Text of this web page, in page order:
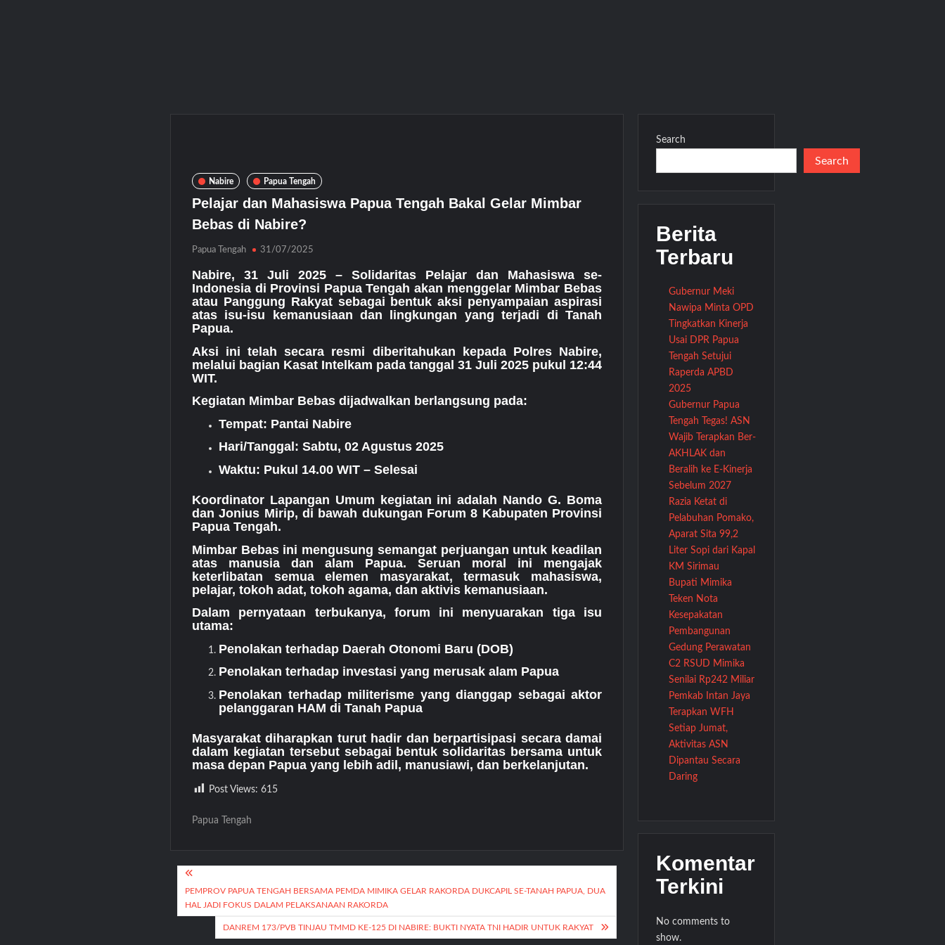
Nabire Papua Tengah
Pelajar dan Mahasiswa Papua Tengah Bakal Gelar Mimbar
Bebas di Nabire?
Papua Tengah 31/07/2025
Nabire, 31 Juli 2025 – Solidaritas Pelajar dan Mahasiswa se-
Indonesia di Provinsi Papua Tengah akan menggelar Mimbar Bebas
atau Panggung Rakyat sebagai bentuk aksi penyampaian aspirasi
atas isu-isu kemanusiaan dan lingkungan yang terjadi di Tanah
Papua.
Aksi ini telah secara resmi diberitahukan kepada Polres Nabire,
melalui bagian Kasat Intelkam pada tanggal 31 Juli 2025 pukul 12:44
WIT.
Kegiatan Mimbar Bebas dijadwalkan berlangsung pada:
Tempat: Pantai Nabire
Hari/Tanggal: Sabtu, 02 Agustus 2025
Waktu: Pukul 14.00 WIT – Selesai
Koordinator Lapangan Umum kegiatan ini adalah Nando G. Boma
dan Jonius Mirip, di bawah dukungan Forum 8 Kabupaten Provinsi
Papua Tengah.
Mimbar Bebas ini mengusung semangat perjuangan untuk keadilan
atas manusia dan alam Papua. Seruan moral ini mengajak
keterlibatan semua elemen masyarakat, termasuk mahasiswa,
pelajar, tokoh adat, tokoh agama, dan aktivis kemanusiaan.
Dalam pernyataan terbukanya, forum ini menyuarakan tiga isu
utama:
Penolakan terhadap Daerah Otonomi Baru (DOB)
Penolakan terhadap investasi yang merusak alam Papua
Penolakan terhadap militerisme yang dianggap sebagai aktor
pelanggaran HAM di Tanah Papua
Masyarakat diharapkan turut hadir dan berpartisipasi secara damai
dalam kegiatan tersebut sebagai bentuk solidaritas bersama untuk
masa depan Papua yang lebih adil, manusiawi, dan berkelanjutan.
Post Views: 615
Papua Tengah
Post
navigation
PEMPROV PAPUA TENGAH BERSAMA PEMDA MIMIKA GELAR RAKORDA DUKCAPIL SE-TANAH PAPUA, DUA
HAL JADI FOKUS DALAM PELAKSANAAN RAKORDA
DANREM 173/PVB TINJAU TMMD KE-125 DI NABIRE: BUKTI NYATA TNI HADIR UNTUK RAKYAT
Search
Search
Berita
Terbaru
Gubernur Meki
Nawipa Minta OPD
Tingkatkan Kinerja
Usai DPR Papua
Tengah Setujui
Raperda APBD
2025
Gubernur Papua
Tengah Tegas! ASN
Wajib Terapkan Ber-
AKHLAK dan
Beralih ke E-Kinerja
Sebelum 2027
Razia Ketat di
Pelabuhan Pomako,
Aparat Sita 99,2
Liter Sopi dari Kapal
KM Sirimau
Bupati Mimika
Teken Nota
Kesepakatan
Pembangunan
Gedung Perawatan
C2 RSUD Mimika
Senilai Rp242 Miliar
Pemkab Intan Jaya
Terapkan WFH
Setiap Jumat,
Aktivitas ASN
Dipantau Secara
Daring
Komentar
Terkini
No comments to
show.